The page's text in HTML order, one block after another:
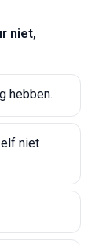
niet,
hebben.
niet